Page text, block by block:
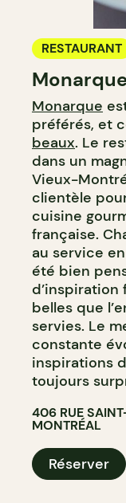
RESTAURANT
Monarque
préférés, et
beaux. Le
dans un
Vieux-
clientèle
cuisine
française.
au service
été bien
d’inspiration
belles que
servies. Le
constante
inspirations
toujours
406 RUE
MONTRÉAL
Réserver